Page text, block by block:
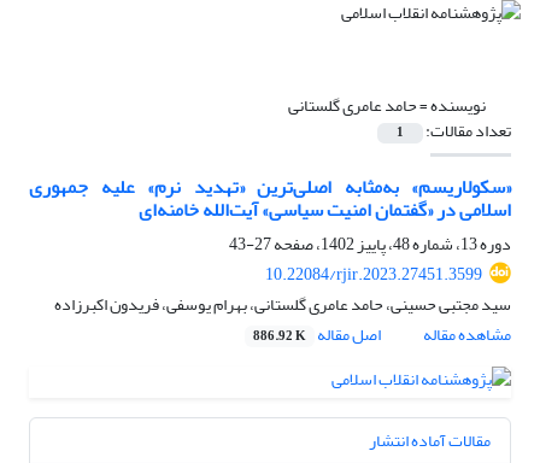
نویسنده =حامد عامری گلستانی
تعداد مقالات: 1
«سکولاریسم» به‌مثابه اصلی‌ترین «تهدید نرم» علیه جمهوری
اسلامی در «گفتمان امنیت سیاسی» آیت‌الله خامنه‌ای
دوره 13، شماره 48، پاییز 1402، صفحه
27-43
10.22084/rjir.2023.27451.3599
سید مجتبی حسینی، حامد عامری گلستانی، بهرام یوسفی، فریدون اکبرزاده
مشاهده مقاله
اصل مقاله 886.92 K
مقالات آماده انتشار